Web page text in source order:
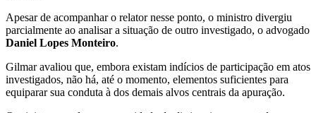
Apesar de acompanhar o relator nesse ponto, o ministro divergiu
parcialmente ao analisar a situação de outro investigado, o advogado
Daniel Lopes Monteiro.
Gilmar avaliou que, embora existam indícios de participação em atos
investigados, não há, até o momento, elementos suficientes para
equiparar sua conduta à dos demais alvos centrais da apuração.